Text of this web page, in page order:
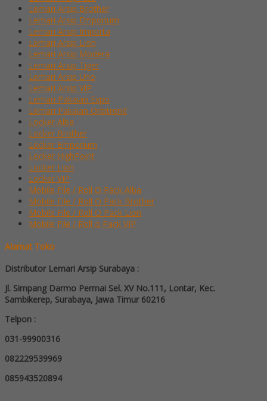
Lemari Arsip Brother
Lemari Arsip Emporium
Lemari Arsip Importa
Lemari Arsip Lion
Lemari Arsip Modera
Lemari Arsip Tiger
Lemari Arsip Uno
Lemari Arsip VIP
Lemari Pakaian Expo
Lemari Pakaian Orbitrend
Locker Alba
Locker Brother
Locker Emporium
Locker HighPoint
Locker Lion
Locker VIP
Mobile File / Roll O Pack Alba
Mobile File / Roll O Pack Brother
Mobile File / Roll O Pack Lion
Mobile File / Roll o Pack VIP
Alamat Toko
Distributor Lemari Arsip Surabaya :
Jl. Simpang Darmo Permai Sel. XV No.111, Lontar, Kec.
Sambikerep, Surabaya, Jawa Timur 60216
Telpon :
031-99900316
082229539969
085943520894